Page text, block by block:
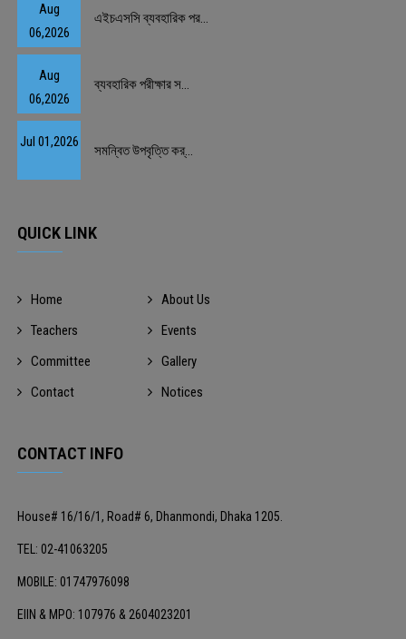
Aug
06,2026
এইচএসসি ব্যবহারিক পর...
Aug
06,2026
ব্যবহারিক পরীক্ষার স...
Jul 01,2026
সমন্বিত উপবৃত্তি কর্...
QUICK LINK
Home
About Us
Teachers
Events
Committee
Gallery
Contact
Notices
CONTACT INFO
House# 16/16/1, Road# 6, Dhanmondi, Dhaka 1205.
TEL: 02-41063205
MOBILE: 01747976098
EIIN & MPO: 107976 & 2604023201